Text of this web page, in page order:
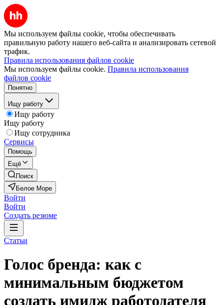
Мы используем файлы cookie, чтобы обеспечивать
правильную работу нашего веб-сайта и анализировать сетевой
трафик.
Правила использования файлов cookie
Мы используем файлы cookie. Правила использования
файлов cookie
Понятно
Ищу работу
Ищу работу
Ищу работу
Ищу сотрудника
Сервисы
Помощь
Ещё
Поиск
Белое Море
Войти
Войти
Создать резюме
Статьи
Голос бренда: как с
минимальным бюджетом
создать имидж работодателя